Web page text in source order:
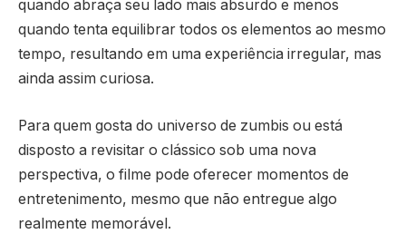
quando abraça seu lado mais absurdo e menos
quando tenta equilibrar todos os elementos ao mesmo
tempo, resultando em uma experiência irregular, mas
ainda assim curiosa.
Para quem gosta do universo de zumbis ou está
disposto a revisitar o clássico sob uma nova
perspectiva, o filme pode oferecer momentos de
entretenimento, mesmo que não entregue algo
realmente memorável.